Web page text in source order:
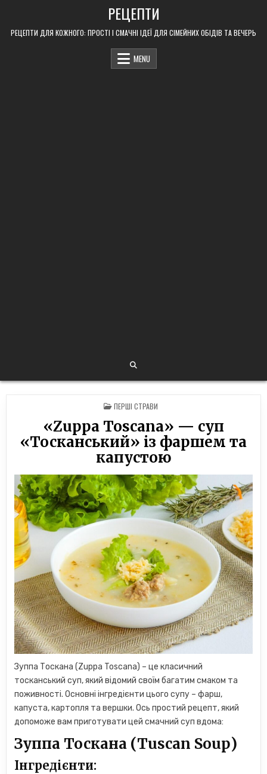
content
РЕЦЕПТИ
РЕЦЕПТИ ДЛЯ КОЖНОГО: ПРОСТІ І СМАЧНІ ІДЕЇ ДЛЯ СІМЕЙНИХ ОБІДІВ ТА ВЕЧЕРЬ
MENU
POSTED
IN
ПЕРШІ СТРАВИ
«Zuppa Toscana» — суп
«Тосканський» із фаршем та
капустою
Зуппа Тоскана (Zuppa Toscana) – це класичний
тосканський суп, який відомий своїм багатим смаком та
поживності. Основні інгредієнти цього супу – фарш,
капуста, картопля та вершки. Ось простий рецепт, який
допоможе вам приготувати цей смачний суп вдома:
Зуппа Тоскана (Tuscan Soup)
Інгредієнти: